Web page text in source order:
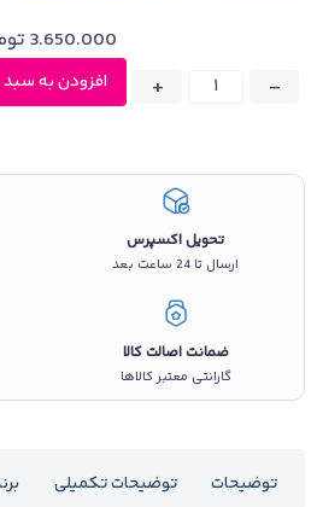
تحویل اکسپرس
ارسال تا 24 ساعت بعد
ضمانت اصالت کالا
گارانتی معتبر کالاها
3.650.000
-
+ افزودن به سبد
توضیحات توضیحات تکمیلی